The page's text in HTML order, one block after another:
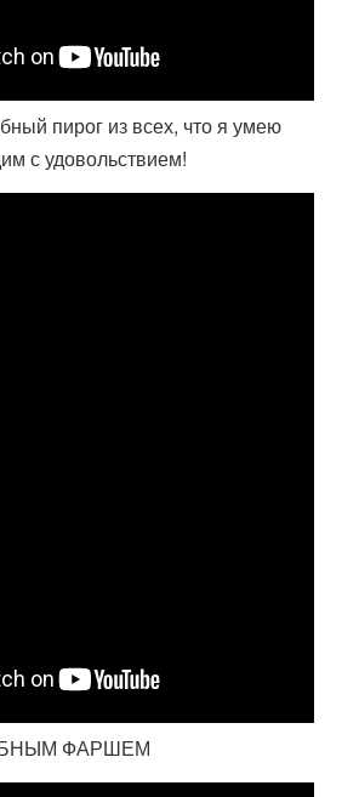
пирог из всех, что я умею
с удовольствием!
ФАРШЕМ